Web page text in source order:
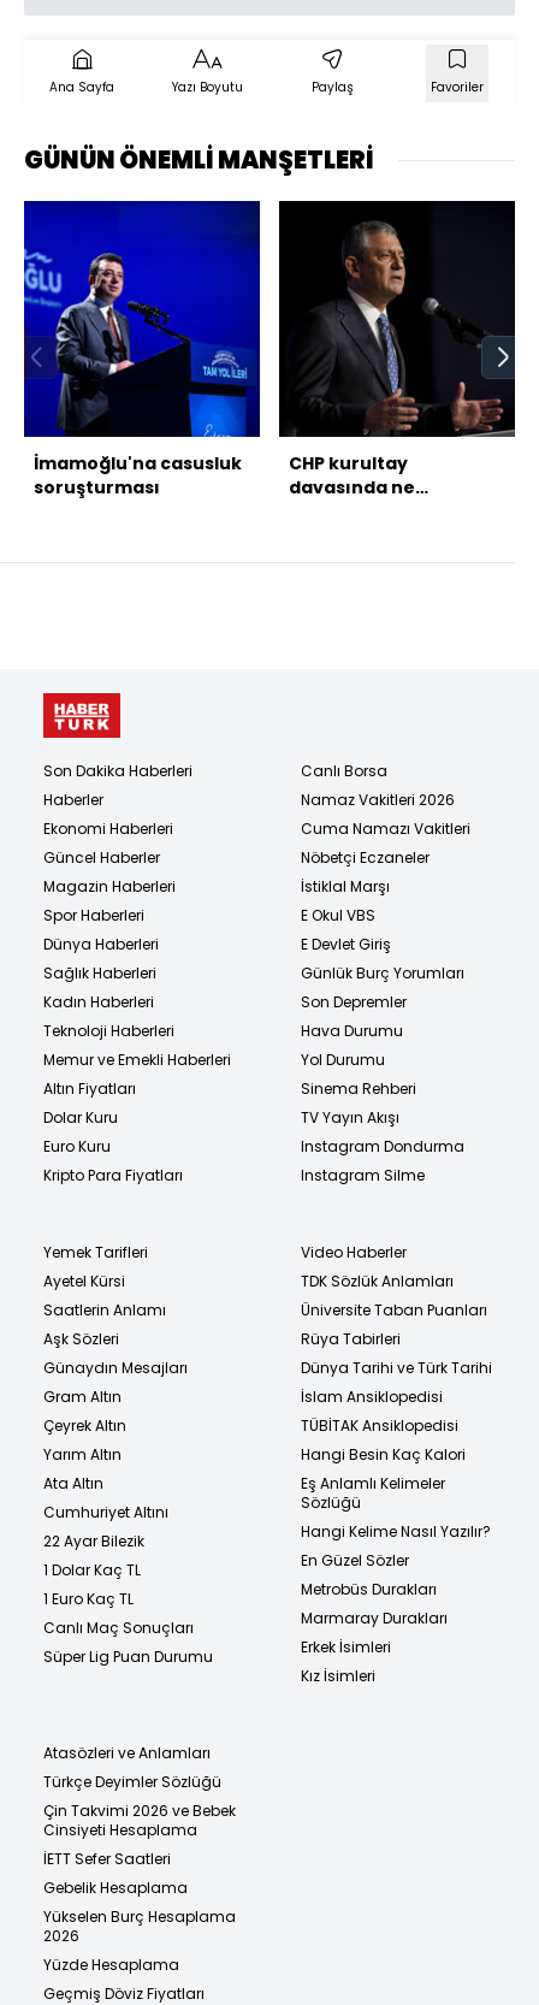
Ana Sayfa Yazı Boyutu Paylaş Favoriler
GÜNÜN ÖNEMLİ MANŞETLERİ
İmamoğlu'na casusluk
soruşturması
CHP kurultay
davasında ne
Son Dakika Haberleri
Haberler
Ekonomi Haberleri
Güncel Haberler
Magazin Haberleri
Spor Haberleri
Dünya Haberleri
Sağlık Haberleri
Kadın Haberleri
Teknoloji Haberleri
Memur ve Emekli Haberleri
Altın Fiyatları
Dolar Kuru
Euro Kuru
Kripto Para Fiyatları
Canlı Borsa
Namaz Vakitleri 2026
Cuma Namazı Vakitleri
Nöbetçi Eczaneler
İstiklal Marşı
E Okul VBS
E Devlet Giriş
Günlük Burç Yorumları
Son Depremler
Hava Durumu
Yol Durumu
Sinema Rehberi
TV Yayın Akışı
Instagram Dondurma
Instagram Silme
Yemek Tarifleri
Ayetel Kürsi
Saatlerin Anlamı
Aşk Sözleri
Günaydın Mesajları
Gram Altın
Çeyrek Altın
Yarım Altın
Ata Altın
Cumhuriyet Altını
22 Ayar Bilezik
1 Dolar Kaç TL
1 Euro Kaç TL
Canlı Maç Sonuçları
Süper Lig Puan Durumu
Video Haberler
TDK Sözlük Anlamları
Üniversite Taban Puanları
Rüya Tabirleri
Dünya Tarihi ve Türk Tarihi
İslam Ansiklopedisi
TÜBİTAK Ansiklopedisi
Hangi Besin Kaç Kalori
Eş Anlamlı Kelimeler
Sözlüğü
Hangi Kelime Nasıl Yazılır?
En Güzel Sözler
Metrobüs Durakları
Marmaray Durakları
Erkek İsimleri
Kız İsimleri
Atasözleri ve Anlamları
Türkçe Deyimler Sözlüğü
Çin Takvimi 2026 ve Bebek
Cinsiyeti Hesaplama
İETT Sefer Saatleri
Gebelik Hesaplama
Yükselen Burç Hesaplama
2026
Yüzde Hesaplama
Geçmiş Döviz Fiyatları